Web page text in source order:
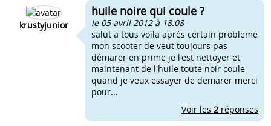
Comment changer l'huile de transmission scooter
De l'eau dans l'huile de mon scooter
krustyjunior
huile noire qui coule ?
le 05 avril 2012 à 18:08
salut a tous voila aprés certain probleme
mon scooter de veut toujours pas
démarer en prime je l'est nettoyer et
maintenant de l'huile toute noir coule
quand je veux essayer de demarer merci
pour...
Voir les 2 réponses